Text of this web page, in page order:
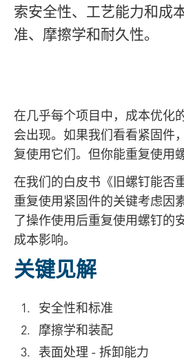
索安全性、工艺能力和成
准、摩擦学和耐久性。
在几乎每个项目中，成本优化
会出现。如果我们看看紧固件
复使用它们。但你能重复使用
在我们的白皮书《旧螺钉能否
重复使用紧固件的关键考虑因
了操作使用后重复使用螺钉的
成本影响。
关键见解
安全性和标准
摩擦学和装配
表面处理 - 拆卸能力